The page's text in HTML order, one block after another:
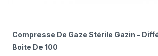
Compresse De Gaze Stérile Gazin -
Boite De 100